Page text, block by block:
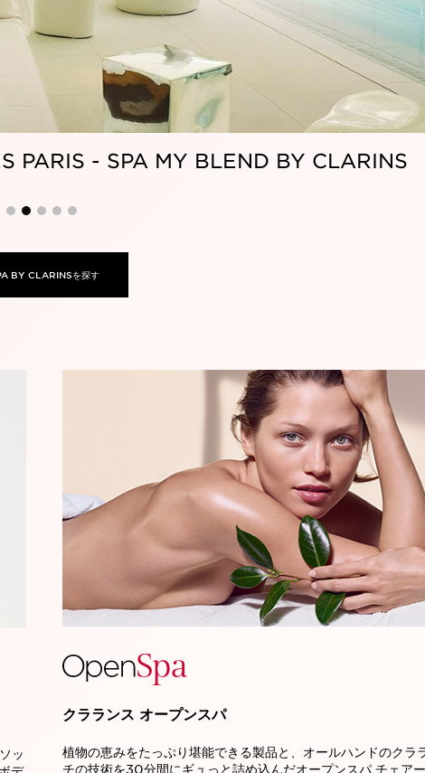
- SPA MY BLEND BY CLARINS
BY CLARINSを探す
ッ
クラランス オープンスパ
植物の恵みをたっぷり堪能できる製品と、オールハンドのクラ
チの技術を30分間にギュっと詰め込んだオープンスパ チェア